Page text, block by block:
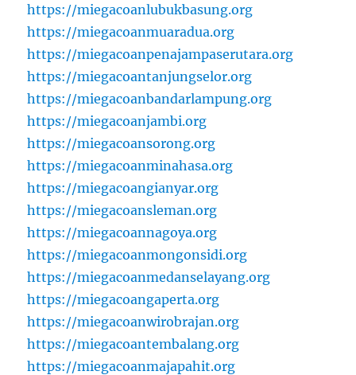
https://miegacoanlubukbasung.org
https://miegacoanmuaradua.org
https://miegacoanpenajampaserutara.org
https://miegacoantanjungselor.org
https://miegacoanbandarlampung.org
https://miegacoanjambi.org
https://miegacoansorong.org
https://miegacoanminahasa.org
https://miegacoangianyar.org
https://miegacoansleman.org
https://miegacoannagoya.org
https://miegacoanmongonsidi.org
https://miegacoanmedanselayang.org
https://miegacoangaperta.org
https://miegacoanwirobrajan.org
https://miegacoantembalang.org
https://miegacoanmajapahit.org